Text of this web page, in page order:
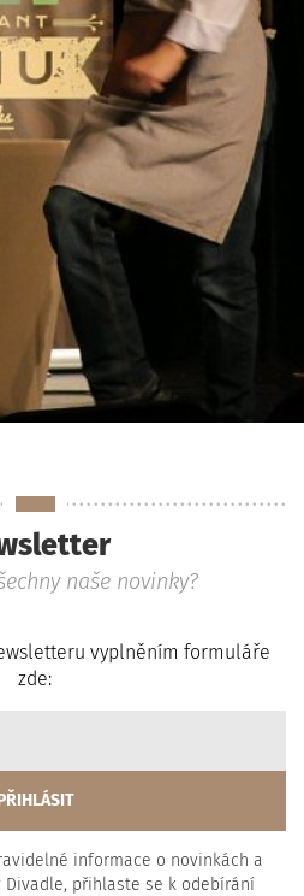
naše novinky?
vyplněním formuláře
zde:
informace o novinkách a
Divadle, přihlaste se k odebírání